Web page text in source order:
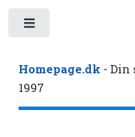
Homepage.dk - Din
1997